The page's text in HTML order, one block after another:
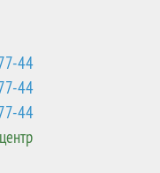
44
44
44